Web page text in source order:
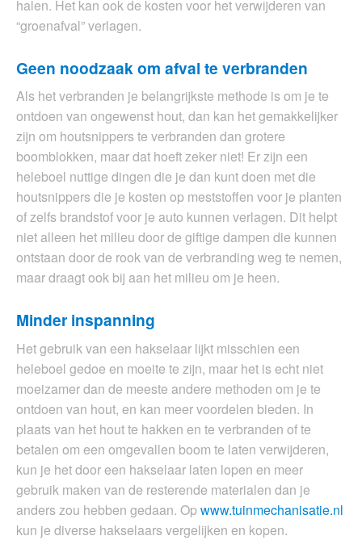
halen. Het kan ook de kosten voor het verwijderen van
“groenafval” verlagen.
Geen noodzaak om afval te verbranden
Als het verbranden je belangrijkste methode is om je te
ontdoen van ongewenst hout, dan kan het gemakkelijker
zijn om houtsnippers te verbranden dan grotere
boomblokken, maar dat hoeft zeker niet! Er zijn een
heleboel nuttige dingen die je dan kunt doen met die
houtsnippers die je kosten op meststoffen voor je planten
of zelfs brandstof voor je auto kunnen verlagen. Dit helpt
niet alleen het milieu door de giftige dampen die kunnen
ontstaan door de rook van de verbranding weg te nemen,
maar draagt ook bij aan het milieu om je heen.
Minder inspanning
Het gebruik van een hakselaar lijkt misschien een
heleboel gedoe en moeite te zijn, maar het is echt niet
moeizamer dan de meeste andere methoden om je te
ontdoen van hout, en kan meer voordelen bieden. In
plaats van het hout te hakken en te verbranden of te
betalen om een omgevallen boom te laten verwijderen,
kun je het door een hakselaar laten lopen en meer
gebruik maken van de resterende materialen dan je
anders zou hebben gedaan. Opwww.tuinmechanisatie.nl
kun je diverse hakselaars vergelijken en kopen.